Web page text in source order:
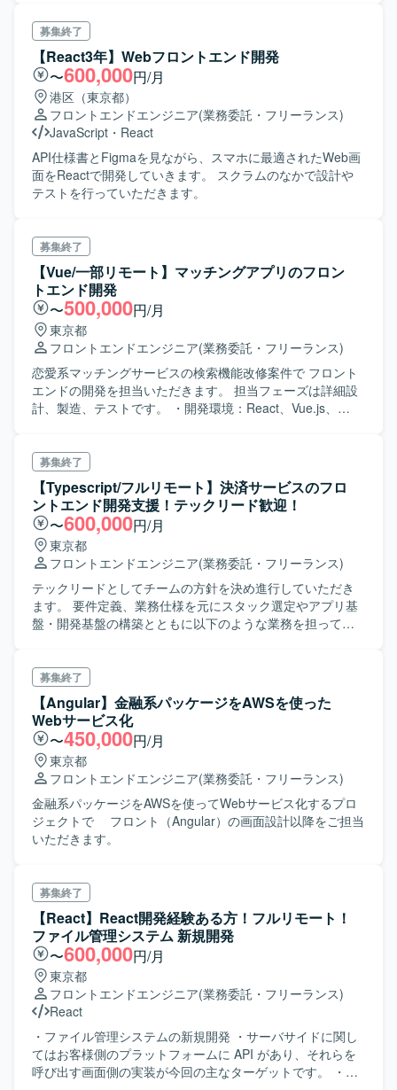
し、デザインシステムに適合させる。 ・チームと協力し
て、デザインシステムの変更や新機能の実装に関するミー
ティングに参加。 ・その他デザインシステムを推進する作
業。
募集終了
【React3年】Webフロントエンド開発
〜600,000円/月
港区（東京都）
フロントエンドエンジニア(業務委託・フリーランス)
JavaScript ・ React
API仕様書とFigmaを見ながら、スマホに最適されたWeb画
面をReactで開発していきます。 スクラムのなかで設計や
テストを行っていただきます。
募集終了
【Vue/一部リモート】マッチングアプリのフロン
トエンド開発
〜500,000円/月
東京都
フロントエンドエンジニア(業務委託・フリーランス)
恋愛系マッチングサービスの検索機能改修案件で フロント
エンドの開発を担当いただきます。 担当フェーズは詳細設
計、製造、テストです。 ・開発環境：React、Vue.js、
募集終了
【Typescript/フルリモート】決済サービスのフロ
ントエンド開発支援！テックリード歓迎！
〜600,000円/月
東京都
フロントエンドエンジニア(業務委託・フリーランス)
テックリードとしてチームの方針を決め進行していただき
ます。 要件定義、業務仕様を元にスタック選定やアプリ基
盤・開発基盤の構築とともに以下のような業務を担ってい
規約策定- 実装方針やコーディングルールの策定 - 参照実装
の作成 ・開発基盤構築 - 開発環境の構築 - スタック統合 -
CIジョブ設計
募集終了
【Angular】金融系パッケージをAWSを使った
Webサービス化
〜450,000円/月
東京都
フロントエンドエンジニア(業務委託・フリーランス)
金融系パッケージをAWSを使ってWebサービス化するプロ
ジェクトで フロント（Angular）の画面設計以降をご担当
いただきます。
募集終了
【React】React開発経験ある方！フルリモート！
ファイル管理システム 新規開発
〜600,000円/月
東京都
フロントエンドエンジニア(業務委託・フリーランス)
React
・ファイル管理システムの新規開発 ・サーバサイドに関し
てはお客様側のプラットフォームに API があり、それらを
呼び出す画面側の実装が今回の主なターゲットです。 ・